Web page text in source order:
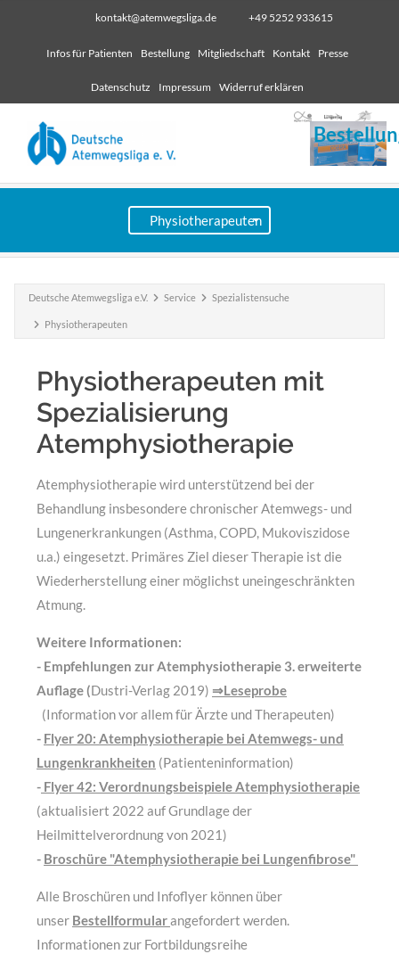
kontakt@atemwegsliga.de +49 5252 933615
Infos für Patienten Bestellung Mitgliedschaft Kontakt Presse
Datenschutz Impressum Widerruf erklären
Deutsche Atemwegsliga e.V. Service Spezialistensuche
Physiotherapeuten
Physiotherapeuten mit
Spezialisierung
Atemphysiotherapie
Atemphysiotherapie wird unterstützend bei der
Behandlung insbesondere chronischer Atemwegs- und
Lungenerkrankungen (Asthma, COPD, Mukoviszidose
u.a.) eingesetzt. Primäres Ziel dieser Therapie ist die
Wiederherstellung einer möglichst uneingeschränkten
Atmung.
Weitere Informationen:
- Empfehlungen zur Atemphysiotherapie 3. erweiterte
Auflage (Dustri-Verlag 2019) ⇒Leseprobe
(Information vor allem für Ärzte und Therapeuten)
- Flyer 20: Atemphysiotherapie bei Atemwegs- und
Lungenkrankheiten (Patienteninformation)
- Flyer 42: Verordnungsbeispiele Atemphysiotherapie
(aktualisiert 2022 auf Grundlage der
Heilmittelverordnung von 2021)
- Broschüre "Atemphysiotherapie bei Lungenfibrose"
Alle Broschüren und Infoflyer können über
unser Bestellformularangefordert werden.
Informationen zur Fortbildungsreihe